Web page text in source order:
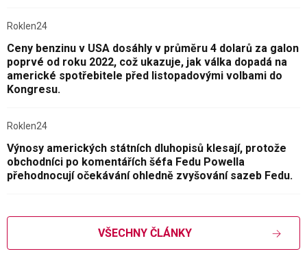
Roklen24
Ceny benzinu v USA dosáhly v průměru 4 dolarů za galon
poprvé od roku 2022, což ukazuje, jak válka dopadá na
americké spotřebitele před listopadovými volbami do
Kongresu.
Roklen24
Výnosy amerických státních dluhopisů klesají, protože
obchodníci po komentářích šéfa Fedu Powella
přehodnocují očekávání ohledně zvyšování sazeb Fedu.
VŠECHNY ČLÁNKY